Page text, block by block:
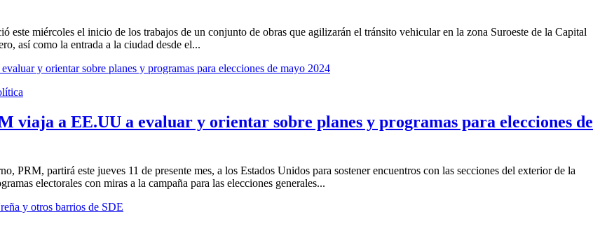
miércoles el inicio de los trabajos de un conjunto de obras que agilizarán el tránsito vehicular en la zona Suroeste de la Capital
así como la entrada a la ciudad desde el...
viaja a EE.UU a evaluar y orientar sobre planes y programas para elecciones de
partirá este jueves 11 de presente mes, a los Estados Unidos para sostener encuentros con las secciones del exterior de la
electorales con miras a la campaña para las elecciones generales...